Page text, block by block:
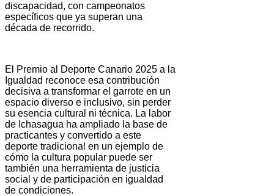
discapacidad, con campeonatos
específicos que ya superan una
década de recorrido.
El Premio al Deporte Canario 2025 a la
Igualdad reconoce esa contribución
decisiva a transformar el garrote en un
espacio diverso e inclusivo, sin perder
su esencia cultural ni técnica. La labor
de Ichasagua ha ampliado la base de
practicantes y convertido a este
deporte tradicional en un ejemplo de
cómo la cultura popular puede ser
también una herramienta de justicia
social y de participación en igualdad
de condiciones.